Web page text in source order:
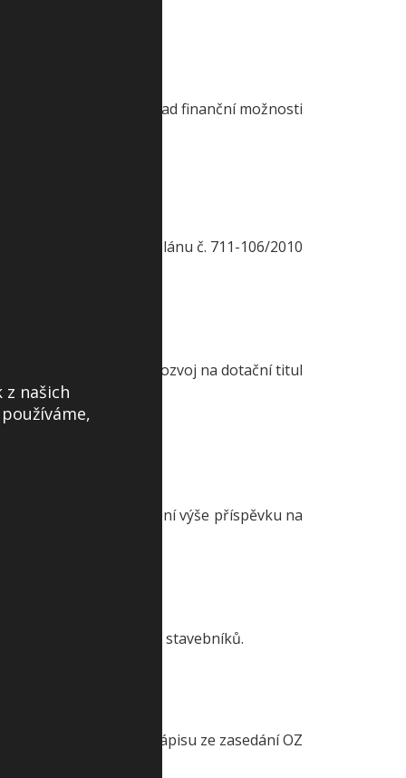
než 5 500 000 Kč je nad finanční možnosti
v geometrickém plánu č. 711-106/2010
pro místní rozvoj na dotační titul
změně způsobu určení výše příspěvku na
pouze v oplocení RD stavebníků.
bude přílohou č. 1. zápisu ze zasedání OZ
z našich